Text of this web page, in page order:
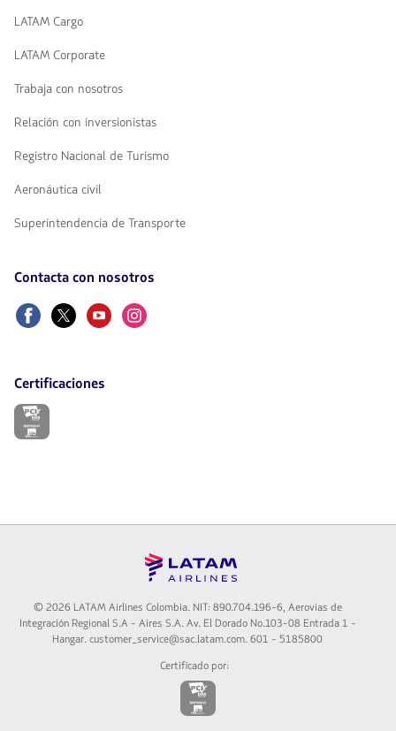
LATAM Cargo
LATAM Corporate
Trabaja con nosotros
Relación con inversionistas
Registro Nacional de Turismo
Aeronáutica civil
Superintendencia de Transporte
Contacta con nosotros
FacebookTwitterYoutubeInstagram
Certificaciones
El
©2026 LATAM Airlines Colombia. NIT: 890.704.196-6, Aerovias de
Integración Regional S.A - Aires S.A. Av. El Dorado No.103-08 Entrada 1 -
Hangar. customer_service@sac.latam.com. 601 - 5185800
Certificado por:
El